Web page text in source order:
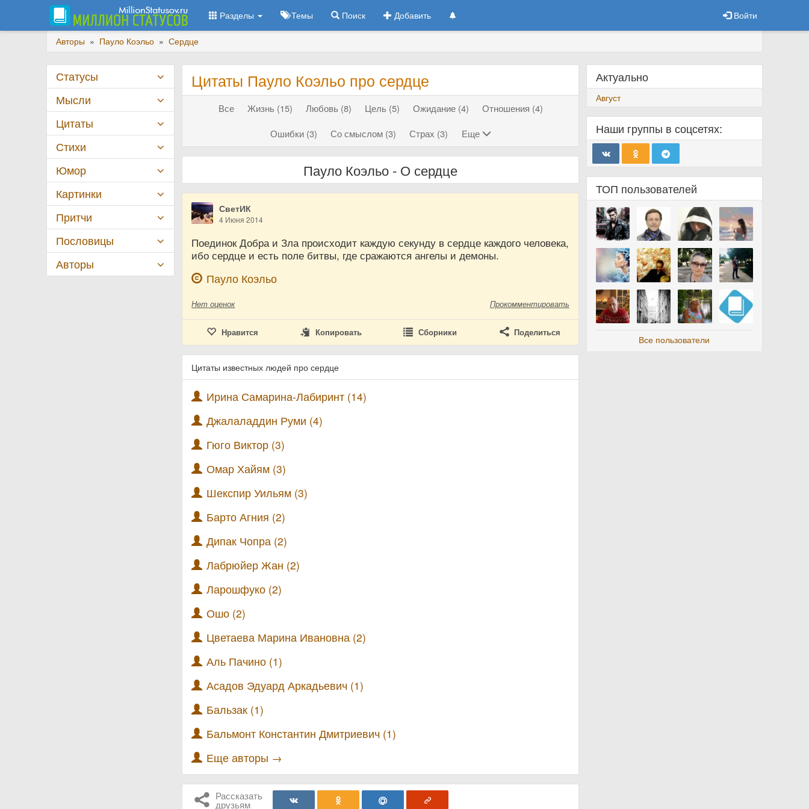
Разделы Темы Поиск Добавить Войти
Авторы » Пауло Коэльо » Сердце
Цитаты Пауло Коэльо про сердце
Все Жизнь (15) Любовь (8) Цель (5) Ожидание (4)
Отношения (4)
Ошибки (3)
Со смыслом (3) Страх (3) Еще
Пауло Коэльо - О сердце
СветИК
4 Июня 2014
Поединок Добра и Зла происходит каждую секунду в сердце каждого человека,
ибо сердце и есть поле битвы, где сражаются ангелы и демоны.
Пауло Коэльо
Нет оценок Прокомментировать
Нравится Копировать Сборники Поделиться
Цитаты известных людей про сердце
Ирина Самарина-Лабиринт (14)
Джалаладдин Руми (4)
Гюго Виктор (3)
Омар Хайям (3)
Шекспир Уильям (3)
Барто Агния (2)
Дипак Чопра (2)
Лабрюйер Жан (2)
Ларошфуко (2)
Ошо (2)
Цветаева Марина Ивановна (2)
Аль Пачино (1)
Асадов Эдуард Аркадьевич (1)
Бальзак (1)
Бальмонт Константин Дмитриевич (1)
Еще авторы →
Рассказать
друзьям
Актуально
Август
Наши группы в соцсетях:
ТОП пользователей
Все пользователи
Статусы
Мысли
Цитаты
Стихи
Юмор
Картинки
Притчи
Пословицы
Авторы